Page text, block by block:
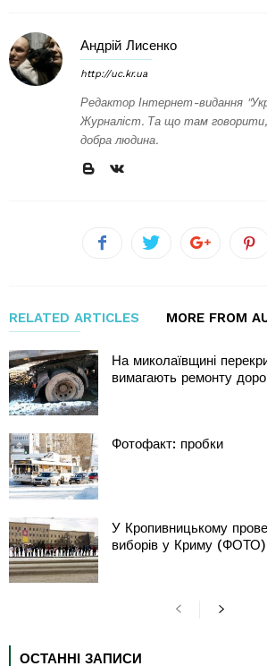
Андрій Лисенко
http://uc.kr.ua
Редактор Інтернет-видання
Журналіст. Та що там
добра людина.
RELATED ARTICLES MORE FROM
На миколаївщині
вимагають ремонту
Фотофакт: пробки
У Кропивницькому
виборів у Криму (ФОТО)
ОСТАННІ ЗАПИСИ